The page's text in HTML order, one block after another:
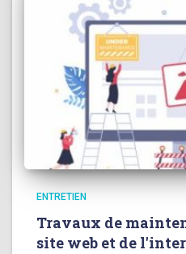
ENTRETIEN
Travaux de
site web et de